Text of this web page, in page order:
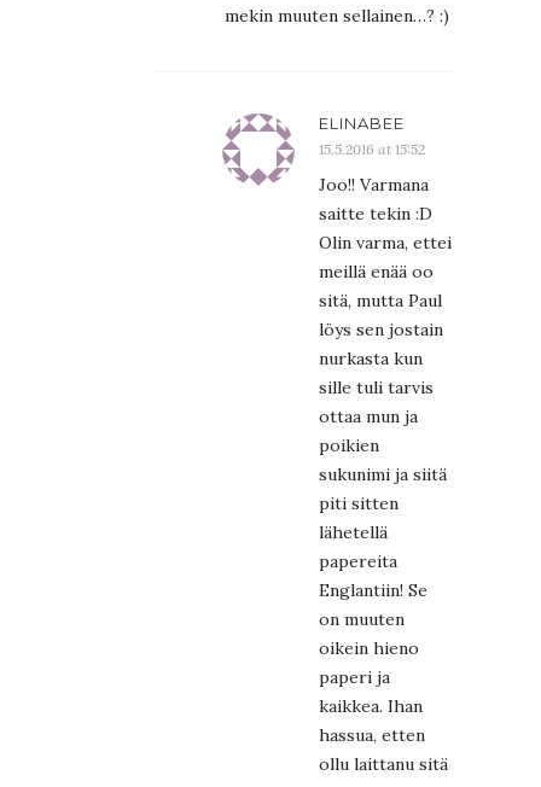
mekin muuten sellainen…? :)
ELINABEE
15.5.2016 at 15:52
Joo!! Varmana
saitte tekin :D
Olin varma, ettei
meillä enää oo
sitä, mutta Paul
löys sen jostain
nurkasta kun
sille tuli tarvis
ottaa mun ja
poikien
sukunimi ja siitä
piti sitten
lähetellä
papereita
Englantiin! Se
on muuten
oikein hieno
paperi ja
kaikkea. Ihan
hassua, etten
ollu laittanu sitä